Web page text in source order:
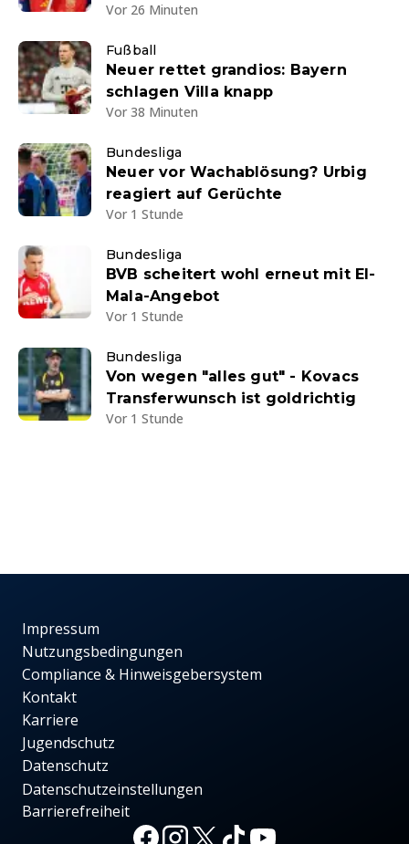
Vor 26 Minuten
Fußball
Neuer rettet grandios: Bayern
schlagen Villa knapp
Vor 38 Minuten
Bundesliga
Neuer vor Wachablösung? Urbig
reagiert auf Gerüchte
Vor 1 Stunde
Bundesliga
BVB scheitert wohl erneut mit El-
Mala-Angebot
Vor 1 Stunde
Bundesliga
Von wegen "alles gut" - Kovacs
Transferwunsch ist goldrichtig
Vor 1 Stunde
Impressum
Nutzungsbedingungen
Compliance & Hinweisgebersystem
Kontakt
Karriere
Jugendschutz
Datenschutz
Datenschutzeinstellungen
Barrierefreiheit